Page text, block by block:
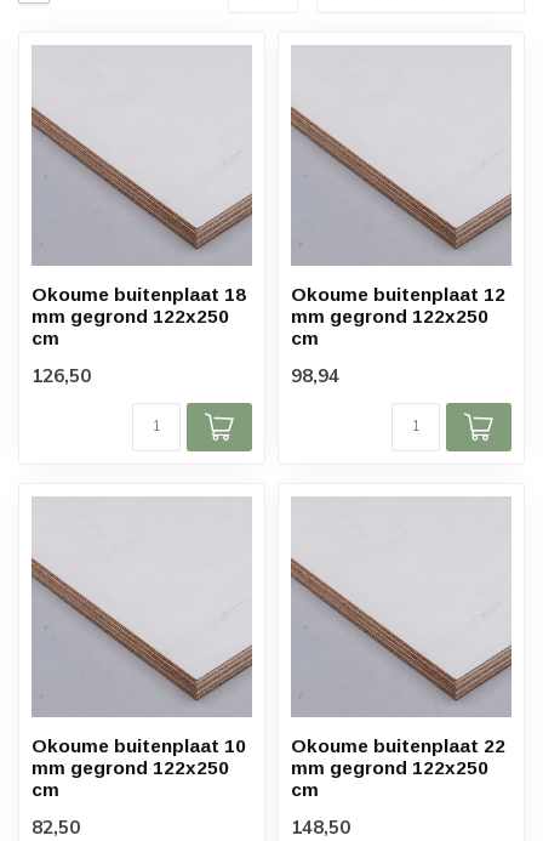
Okoume buitenplaat 18
mm gegrond 122x250
cm
126,50
Okoume buitenplaat 12
mm gegrond 122x250
cm
98,94
Okoume buitenplaat 10
mm gegrond 122x250
cm
82,50
Okoume buitenplaat 22
mm gegrond 122x250
cm
148,50